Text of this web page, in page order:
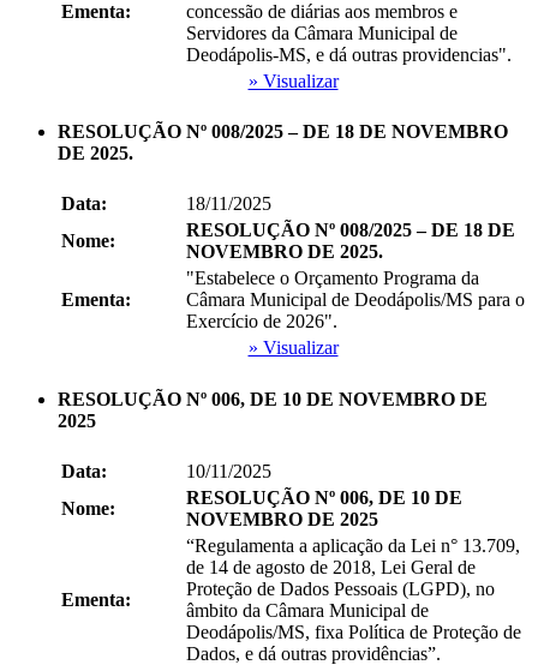
Ementa:
concessão de diárias aos membros e
Servidores da Câmara Municipal de
Deodápolis-MS, e dá outras providencias".
» Visualizar
RESOLUÇÃO Nº 008/2025 – DE 18 DE NOVEMBRO
DE 2025.
Data:
18/11/2025
Nome:
RESOLUÇÃO Nº 008/2025 – DE 18 DE
NOVEMBRO DE 2025.
Ementa:
"Estabelece o Orçamento Programa da
Câmara Municipal de Deodápolis/MS para o
Exercício de 2026".
» Visualizar
RESOLUÇÃO Nº 006, DE 10 DE NOVEMBRO DE
2025
Data:
10/11/2025
Nome:
RESOLUÇÃO Nº 006, DE 10 DE
NOVEMBRO DE 2025
Ementa:
“Regulamenta a aplicação da Lei n° 13.709,
de 14 de agosto de 2018, Lei Geral de
Proteção de Dados Pessoais (LGPD), no
âmbito da Câmara Municipal de
Deodápolis/MS, fixa Política de Proteção de
Dados, e dá outras providências”.